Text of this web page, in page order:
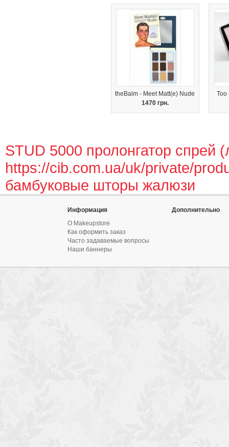
theBalm - Meet Matt(e) Nude
1470 грн.
Too
STUD 5000 пролонгатор спрей
https://cib.com.ua/uk/private/
бамбуковые шторы жалюзи
Информация
О Makeupstore
Как оформить заказ
Часто задаваемые вопросы
Наши баннеры
Дополнительно